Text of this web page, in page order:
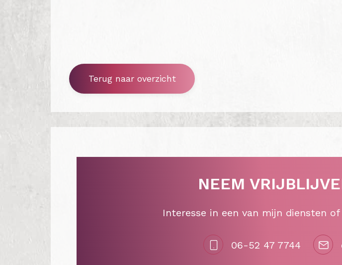
Terug naar overzicht
NEEM
Interesse in een van mijn diensten
06-52 47 7744